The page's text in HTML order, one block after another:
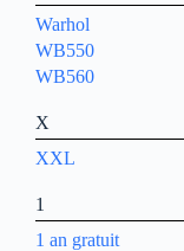
Warhol
WB550
WB560
X
XXL
1
1 an gratuit